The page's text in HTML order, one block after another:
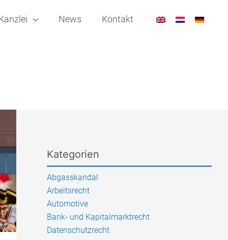
News Kontakt
Kategorien
Abgasskandal
Arbeitsrecht
Automotive
Bank- und Kapitalmarktrecht
Datenschutzrecht